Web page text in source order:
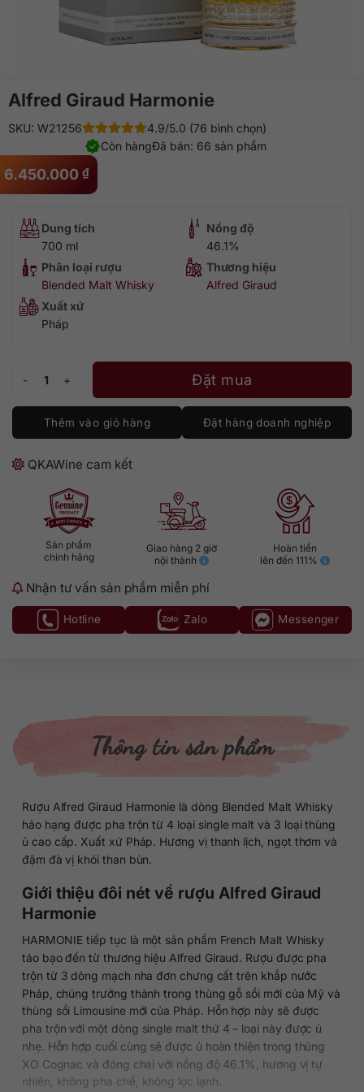
Alfred Giraud Harmonie
6.450.000 ₫
SKU: W21256
4.9/5.0 (76 bình chọn)
Đã bán: 66 sản phẩm
Còn hàng
Dung tích
700 ml
Nồng độ
46.1%
Phân loại rượu
Blended Malt Whisky
Thương hiệu
Alfred Giraud
Xuất xứ
Pháp
Đặt mua
Thêm vào giỏ hàng Đặt hàng doanh nghiệp
QKAWine cam kết
Sản phẩm
chính hãng
Giao hàng 2 giờ
nội thành
Hoàn tiền
lên đến 111%
Nhận tư vấn sản phẩm miễn phí
Hotline Zalo Messenger
Thông tin sản phẩm
Rượu Alfred Giraud Harmonie là dòng Blended Malt Whisky
hảo hạng được pha trộn từ 4 loại single malt và 3 loại thùng
ủ cao cấp. Xuất xứ Pháp. Hương vị thanh lịch, ngọt thơm và
đậm đà vị khói than bùn.
Giới thiệu đôi nét về rượu Alfred Giraud
Harmonie
HARMONIE tiếp tục là một sản phẩm French Malt Whisky
táo bạo đến từ thương hiệu Alfred Giraud. Rượu được pha
trộn từ 3 dòng mạch nha đơn chưng cất trên khắp nước
Pháp, chúng trưởng thành trong thùng gỗ sồi mới của Mỹ và
thùng sồi Limousine mới của Pháp. Hỗn hợp này sẽ được
pha trộn với một dòng single malt thứ 4 – loại này được ủ
nhẹ. Hỗn hợp cuối cùng sẽ được ủ hoàn thiện trong thùng
XO Cognac và đóng chai với nồng độ 46.1%, hương vị tự
nhiên, không pha chế, không lọc lạnh.